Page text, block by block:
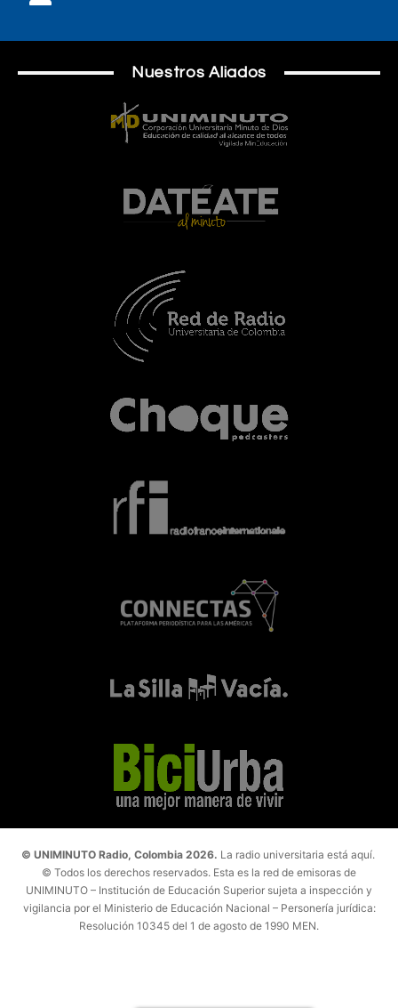
Nuestros Aliados
© UNIMINUTO Radio, Colombia 2026. La radio universitaria está aquí.
© Todos los derechos reservados. Esta es la red de emisoras de
UNIMINUTO – Institución de Educación Superior sujeta a inspección y
vigilancia por el Ministerio de Educación Nacional – Personería jurídica:
Resolución 10345 del 1 de agosto de 1990 MEN.